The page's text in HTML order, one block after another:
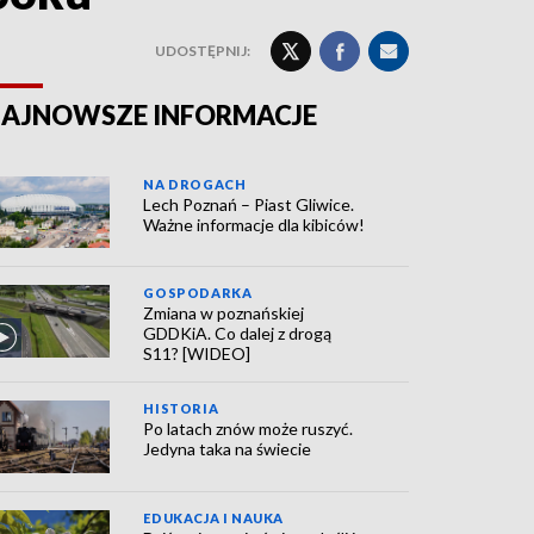
UDOSTĘPNIJ:
INFORMACJE
NA DROGACH
Lech Poznań – Piast Gliwice.
Ważne informacje dla kibiców!
GOSPODARKA
Zmiana w poznańskiej
GDDKiA. Co dalej z drogą
S11? [WIDEO]
HISTORIA
Po latach znów może ruszyć.
Jedyna taka na świecie
EDUKACJA I NAUKA